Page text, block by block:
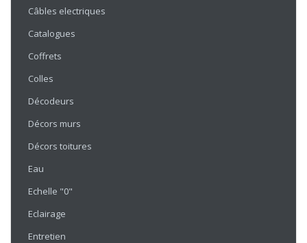
Câbles electriques
Catalogues
Coffrets
Colles
Décodeurs
Décors murs
Décors toitures
Eau
Echelle "0"
Eclairage
Entretien